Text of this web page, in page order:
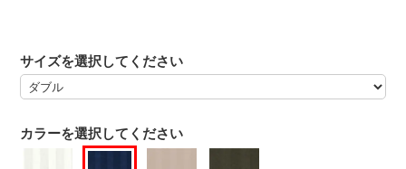
カラーを選択してください
サイズを選択してください